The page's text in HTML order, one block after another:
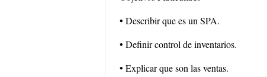
• Describir que es un SPA.
• Definir control de inventarios.
• Explicar que son las ventas.